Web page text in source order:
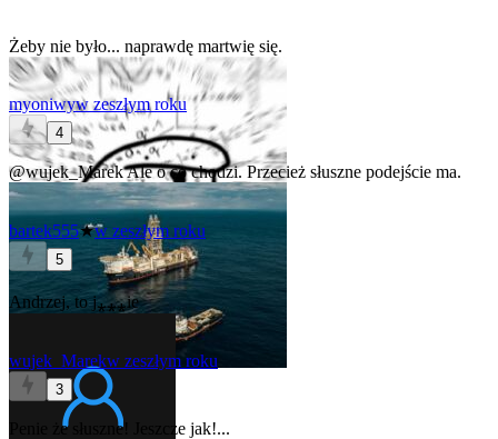
Żeby nie było... naprawdę martwię się.
myoniwyw zeszłym roku
4
@wujek_MarekAle o co chodzi. Przecież słuszne podejście ma.
bartek555★w zeszłym roku
5
Andrzej, to j⁎⁎⁎ie
wujek_Marekw zeszłym roku
3
Penie że słuszne! Jeszcze jak!...